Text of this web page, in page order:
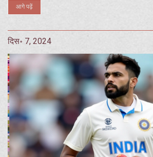
आगे पढ़ें
दिस॰ 7, 2024